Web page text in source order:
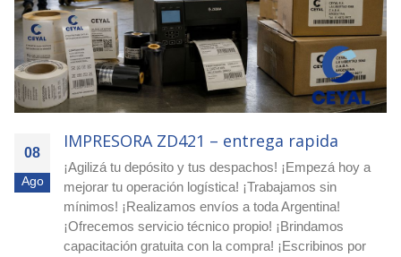
08
Ago
IMPRESORA ZD421 – Compra inteligente
¡Escribinos por WhatsApp al 11-3890-8616! ¡Pedí
asesoramiento y presupuesto sin cargo! ¡Realizamos
envíos a todo el país! ¡Protegé tus productos y envíos
con etiquetas de seguridad VOID! Etiquetas VOID para
detectar aperturas En CEYAL comercializamos